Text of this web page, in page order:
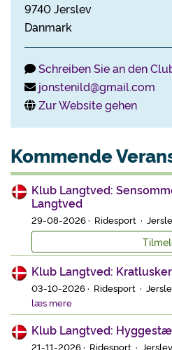
9740 Jerslev
Danmark
Schreiben Sie an den
jonstenild@gmail.com
Zur Website gehen
Kommende
Klub Langtved:
Langtved
29-08-2026 · Ridesport ·
Klub Langtved:
03-10-2026 · Ridesport ·
læs mere
Klub Langtved:
21-11-2026 · Ridesport ·